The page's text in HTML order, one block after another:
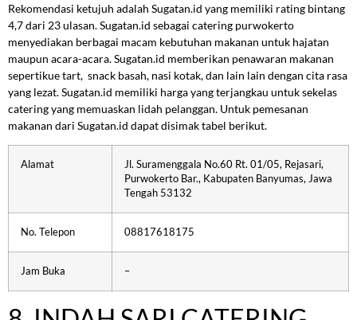
Rekomendasi ketujuh adalah Sugatan.id yang memiliki rating bintang
4,7 dari 23 ulasan. Sugatan.id sebagai catering purwokerto
menyediakan berbagai macam kebutuhan makanan untuk hajatan
maupun acara-acara. Sugatan.id memberikan penawaran makanan
sepertikue tart, snack basah, nasi kotak, dan lain lain dengan cita rasa
yang lezat. Sugatan.id memiliki harga yang terjangkau untuk sekelas
catering yang memuaskan lidah pelanggan. Untuk pemesanan
makanan dari Sugatan.id dapat disimak tabel berikut.
Alamat
Jl. Suramenggala No.60 Rt. 01/05, Rejasari,
Purwokerto Bar., Kabupaten Banyumas, Jawa
Tengah 53132
No. Telepon 08817618175
Jam Buka –